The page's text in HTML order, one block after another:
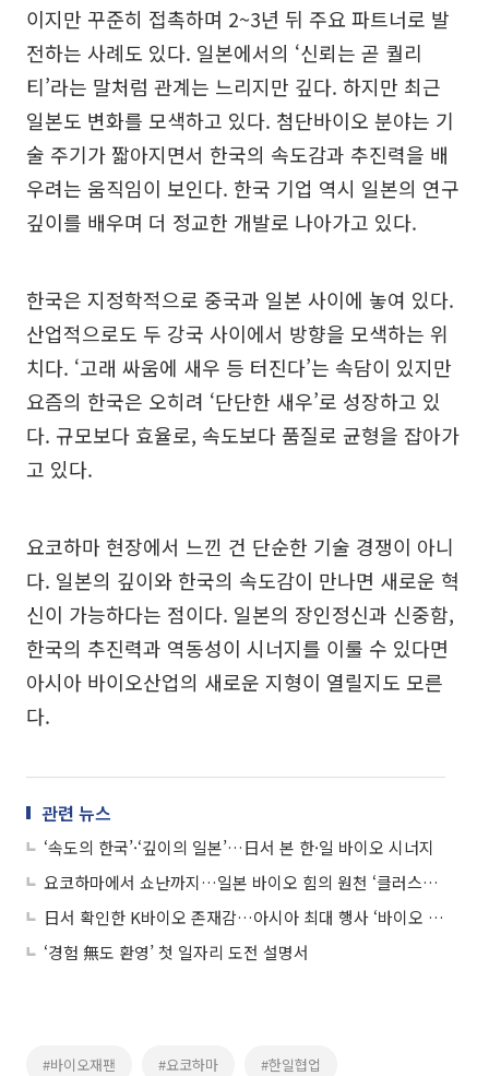
이지만 꾸준히 접촉하며 2~3년 뒤 주요 파트너로 발
전하는 사례도 있다. 일본에서의 ‘신뢰는 곧 퀄리
티’라는 말처럼 관계는 느리지만 깊다. 하지만 최근
일본도 변화를 모색하고 있다. 첨단바이오 분야는 기
술 주기가 짧아지면서 한국의 속도감과 추진력을 배
우려는 움직임이 보인다. 한국 기업 역시 일본의 연구
깊이를 배우며 더 정교한 개발로 나아가고 있다.
한국은 지정학적으로 중국과 일본 사이에 놓여 있다.
산업적으로도 두 강국 사이에서 방향을 모색하는 위
치다. ‘고래 싸움에 새우 등 터진다’는 속담이 있지만
요즘의 한국은 오히려 ‘단단한 새우’로 성장하고 있
다. 규모보다 효율로, 속도보다 품질로 균형을 잡아가
고 있다.
요코하마 현장에서 느낀 건 단순한 기술 경쟁이 아니
다. 일본의 깊이와 한국의 속도감이 만나면 새로운 혁
신이 가능하다는 점이다. 일본의 장인정신과 신중함,
한국의 추진력과 역동성이 시너지를 이룰 수 있다면
아시아 바이오산업의 새로운 지형이 열릴지도 모른
다.
관련 뉴스
‘속도의 한국’·‘깊이의 일본’…日서 본 한·일 바이오 시너지
요코하마에서 쇼난까지…일본 바이오 힘의 원천 ‘클러스터 벨트’
日서 확인한 K바이오 존재감…아시아 최대 행사 ‘바이오 재팬 2025’
‘경험 無도 환영’ 첫 일자리 도전 설명서
#바이오재팬 #요코하마 #한일협업